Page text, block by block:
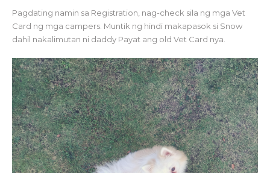
Pagdating namin sa Registration, nag-check sila ng mga Vet
Card ng mga campers. Muntik ng hindi makapasok si Snow
dahil nakalimutan ni daddy Payat ang old Vet Card nya.